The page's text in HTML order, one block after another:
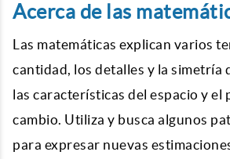
Acerca de las
Las matemáticas explican varios
cantidad, los detalles y la simetría
las características del espacio y el
cambio. Utiliza y busca algunos
para expresar nuevas